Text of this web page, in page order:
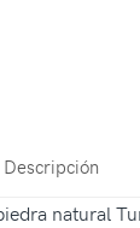
Descripción
natural